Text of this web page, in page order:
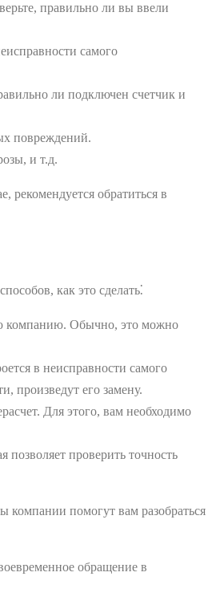
правильно ли вы ввели
самого
ли подключен счетчик и
повреждений.
и т.д.
обратиться в
как это сделать⁚
компанию. Обычно, это можно
в неисправности самого
произведут его замену.
Для этого, вам необходимо
позволяет проверить точность
помогут вам разобраться
обращение в